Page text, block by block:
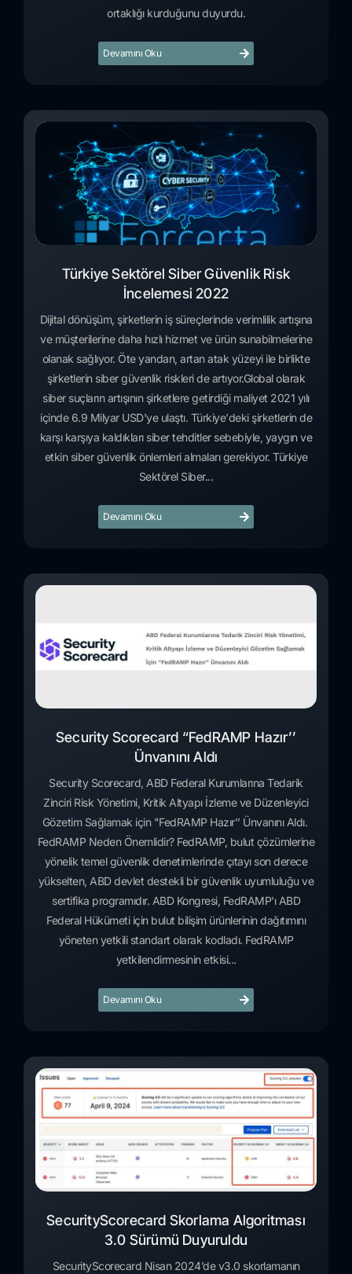
ortaklığı kurduğunu duyurdu.
Devamını Oku
Türkiye Sektörel Siber Güvenlik Risk
İncelemesi 2022
Dijital dönüşüm, şirketlerin iş süreçlerinde verimlilik artışına
ve müşterilerine daha hızlı hizmet ve ürün sunabilmelerine
olanak sağlıyor. Öte yandan, artan atak yüzeyi ile birlikte
şirketlerin siber güvenlik riskleri de artıyor.Global olarak
siber suçların artışının şirketlere getirdiği maliyet 2021 yılı
içinde 6.9 Milyar USD'ye ulaştı. Türkiye'deki şirketlerin de
karşı karşıya kaldıkları siber tehditler sebebiyle, yaygın ve
etkin siber güvenlik önlemleri almaları gerekiyor. Türkiye
Sektörel Siber...
Devamını Oku
Security Scorecard “FedRAMP Hazır’’
Ünvanını Aldı
Security Scorecard, ABD Federal Kurumlarına Tedarik
Zinciri Risk Yönetimi, Kritik Altyapı İzleme ve Düzenleyici
Gözetim Sağlamak için "FedRAMP Hazır’’ Ünvanını Aldı.
FedRAMP Neden Önemlidir? FedRAMP, bulut çözümlerine
yönelik temel güvenlik denetimlerinde çıtayı son derece
yükselten, ABD devlet destekli bir güvenlik uyumluluğu ve
sertifika programıdır. ABD Kongresi, FedRAMP'ı ABD
Federal Hükümeti için bulut bilişim ürünlerinin dağıtımını
yöneten yetkili standart olarak kodladı. FedRAMP
yetkilendirmesinin etkisi...
Devamını Oku
SecurityScorecard Skorlama Algoritması
3.0 Sürümü Duyuruldu
SecurityScorecard Nisan 2024’de v3.0 skorlamanın